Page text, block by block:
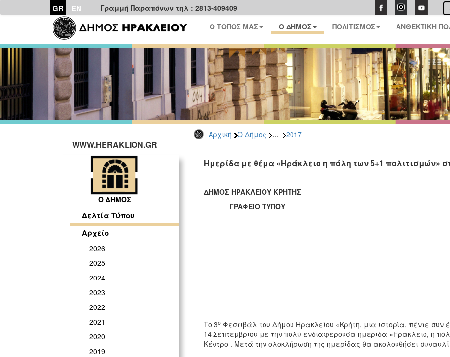
GR EN Γραμμή Παραπόνων τηλ : 2813-409409
Ο ΤΟΠΟΣ ΜΑΣ Ο ΔΗΜΟΣ ΠΟΛΙΤΙΣΜΟΣ ΑΝΘΕΚΤΙΚΗ
Αρχική Ο Δήμος ... 2017
WWW.HERAKLION.GR
Ο ΔΗΜΟΣ
Δελτία Τύπου
Αρχείο
2026
2025
2024
2023
2022
2021
2020
2019
Ημερίδα με θέμα «Ηράκλειο η πόλη των 5+1 πολιτισμών»
ΔΗΜΟΣ ΗΡΑΚΛΕΙΟΥ ΚΡΗΤΗΣ
ΓΡΑΦΕΙΟ ΤΥΠΟΥ
Το 3οΦεστιβάλ του Δήμου Ηρακλείου «Κρήτη, μια ιστορία, πέντε συν
14 Σεπτεμβρίου με την πολύ ενδιαφέρουσα ημερίδα «Ηράκλειο, η
Κέντρο . Μετά την ολοκλήρωση της ημερίδας θα ακολουθήσει